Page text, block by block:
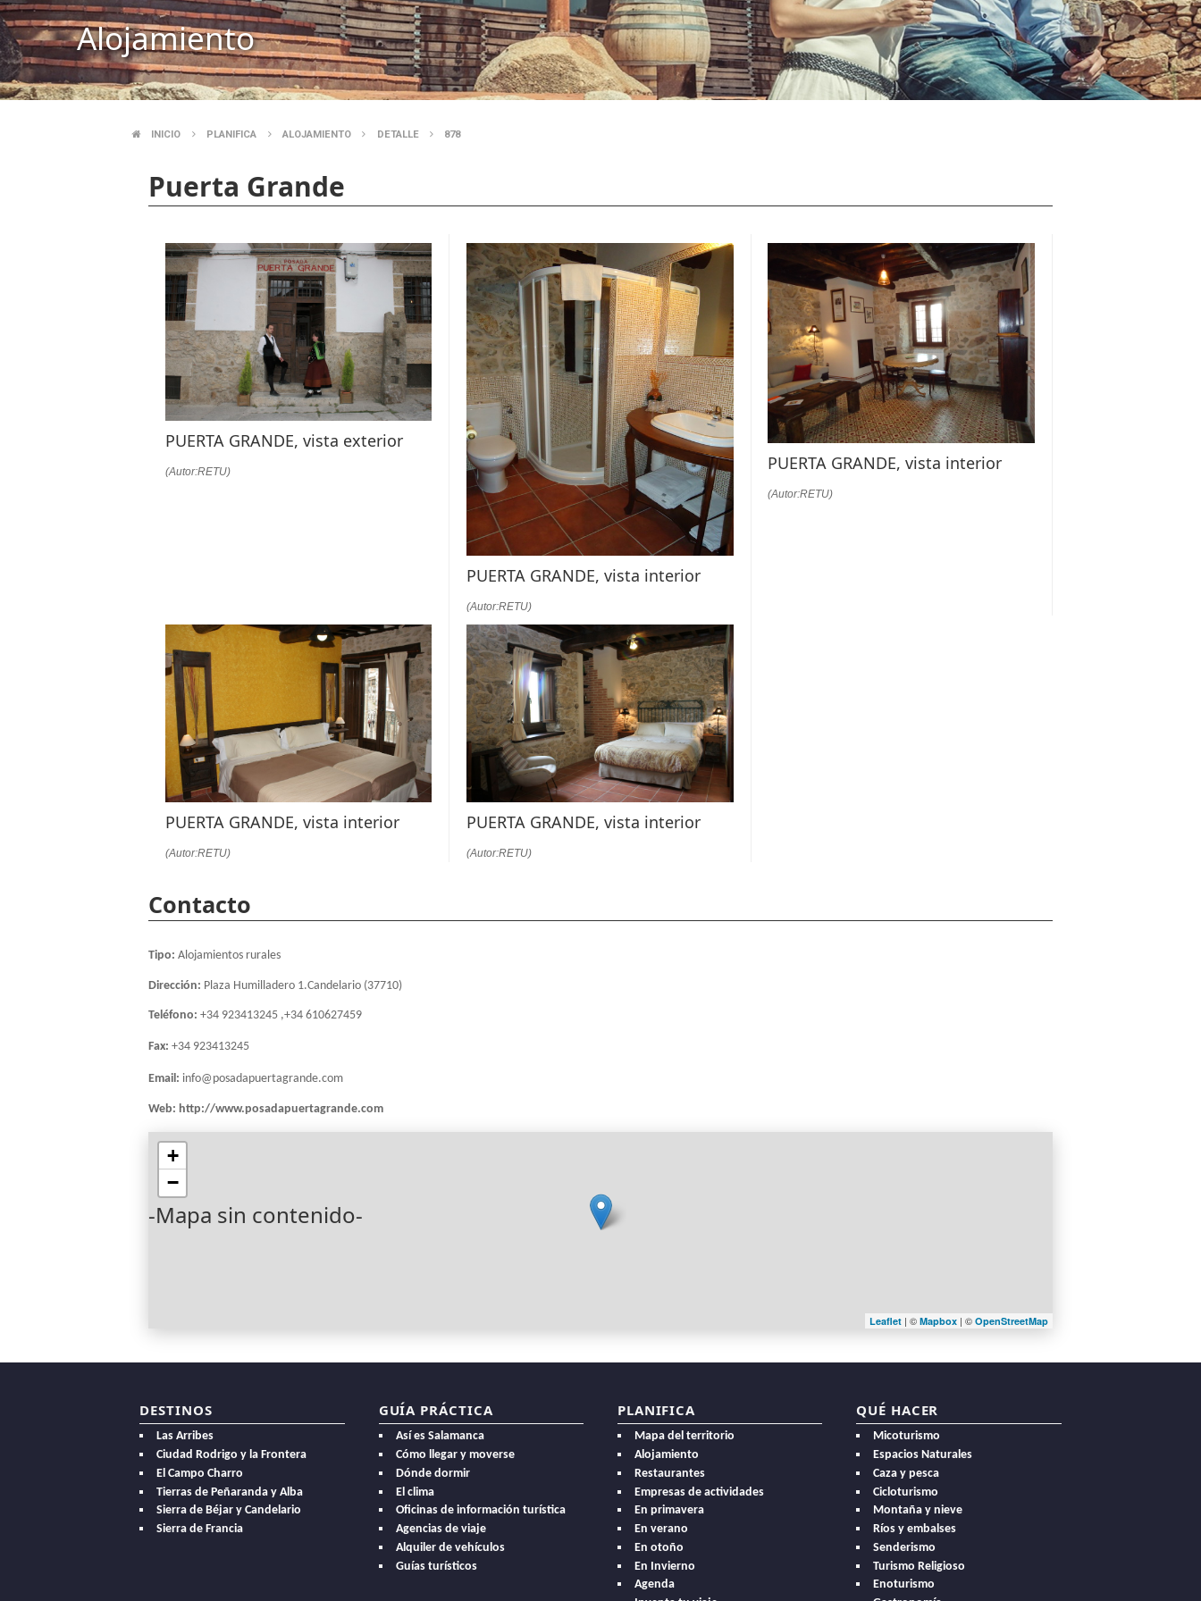
Alojamiento
ENLACES
AYUDA
NAVEGACIÓN
INICIO PLANIFICA ALOJAMIENTO DETALLE 878
Puerta Grande
PUERTA GRANDE, vista exterior
(Autor:RETU)
PUERTA GRANDE, vista interior
(Autor:RETU)
PUERTA GRANDE, vista interior
(Autor:RETU)
PUERTA GRANDE, vista interior
(Autor:RETU)
PUERTA GRANDE, vista interior
(Autor:RETU)
Contacto
Tipo: Alojamientos rurales
Dirección: Plaza Humilladero 1.Candelario (37710)
Teléfono: +34 923413245 ,+34 610627459
Fax: +34 923413245
Email: info@posadapuertagrande.com
Web: http://www.posadapuertagrande.com
-Mapa sin contenido-
+
−
Leaflet | ©Mapbox | ©OpenStreetMap
DESTINOS
Las Arribes
Ciudad Rodrigo y la Frontera
El Campo Charro
Tierras de Peñaranda y Alba
Sierra de Béjar y Candelario
Sierra de Francia
GUÍA PRÁCTICA
Así es Salamanca
Cómo llegar y moverse
Dónde dormir
El clima
Oficinas de información turística
Agencias de viaje
Alquiler de vehículos
Guías turísticos
PLANIFICA
Mapa del territorio
Alojamiento
Restaurantes
Empresas de actividades
En primavera
En verano
En otoño
En Invierno
Agenda
QUÉ HACER
Micoturismo
Espacios Naturales
Caza y pesca
Cicloturismo
Montaña y nieve
Ríos y embalses
Senderismo
Turismo Religioso
Enoturismo